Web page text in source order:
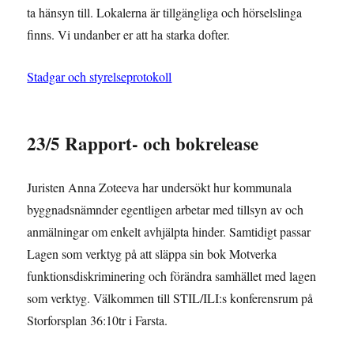
ta hänsyn till. Lokalerna är tillgängliga och hörselslinga
finns. Vi undanber er att ha starka dofter.
Stadgar och styrelseprotokoll
23/5 Rapport- och bokrelease
Juristen Anna Zoteeva har undersökt hur kommunala
byggnadsnämnder egentligen arbetar med tillsyn av och
anmälningar om enkelt avhjälpta hinder. Samtidigt passar
Lagen som verktyg på att släppa sin bok Motverka
funktionsdiskriminering och förändra samhället med lagen
som verktyg. Välkommen till STIL/ILI:s konferensrum på
Storforsplan 36:10tr i Farsta.